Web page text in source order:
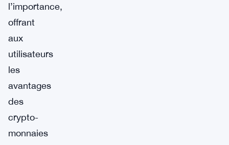
l’importance,
offrant
aux
utilisateurs
les
avantages
des
crypto-
monnaies